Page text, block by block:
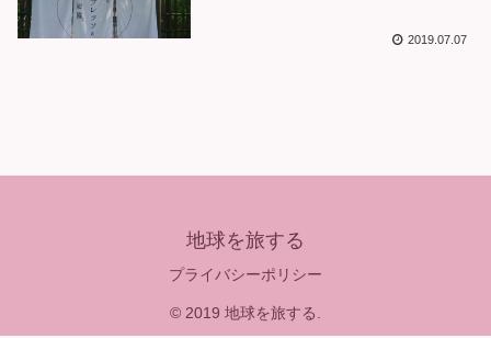
2019.07.07
地球を旅する
プライバシーポリシー
© 2019 地球を旅する.